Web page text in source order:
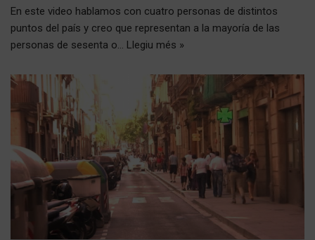
En este video hablamos con cuatro personas de distintos
puntos del país y creo que representan a la mayoría de las
personas de sesenta o… Llegiu més »